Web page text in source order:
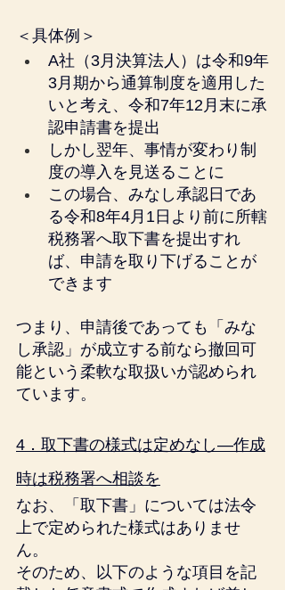
＜具体例＞
A社（3月決算法人）は令和9年
3月期から通算制度を適用した
いと考え、令和7年12月末に承
認申請書を提出
しかし翌年、事情が変わり制
度の導入を見送ることに
この場合、みなし承認日であ
る令和8年4月1日より前に所轄
税務署へ取下書を提出すれ
ば、申請を取り下げることが
できます
つまり、申請後であっても「みな
し承認」が成立する前なら撤回可
能という柔軟な取扱いが認められ
ています。
4．取下書の様式は定めなし―作成
時は税務署へ相談を
なお、「取下書」については法令
上で定められた様式はありませ
ん。
そのため、以下のような項目を記